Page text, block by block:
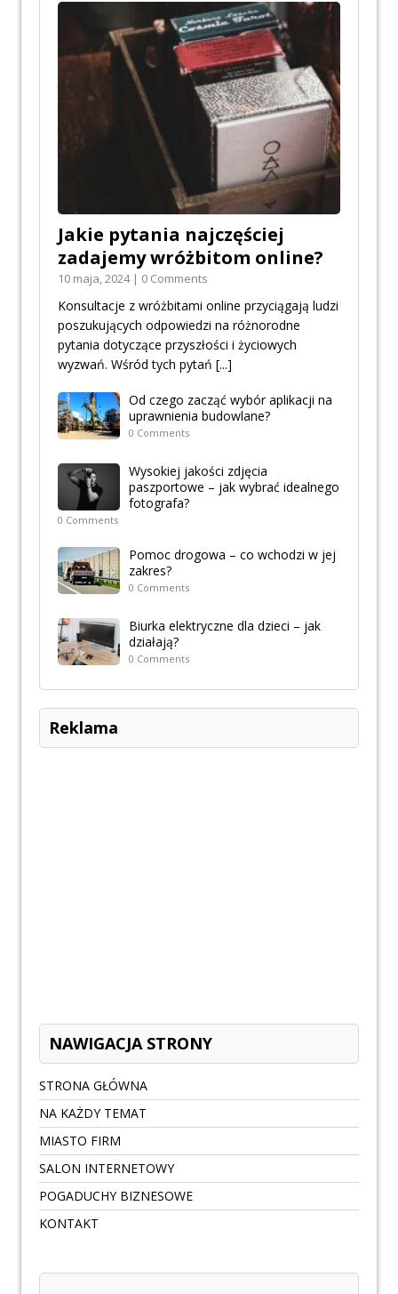
Jakie pytania najczęściej
zadajemy wróżbitom online?
10 maja, 2024 | 0 Comments
Konsultacje z wróżbitami online przyciągają ludzi
poszukujących odpowiedzi na różnorodne
pytania dotyczące przyszłości i życiowych
wyzwań. Wśród tych pytań [...]
Od czego zacząć wybór aplikacji na
uprawnienia budowlane?
0 Comments
Wysokiej jakości zdjęcia
paszportowe – jak wybrać idealnego
fotografa?
0 Comments
Pomoc drogowa – co wchodzi w jej
zakres?
0 Comments
Biurka elektryczne dla dzieci – jak
działają?
0 Comments
Reklama
NAWIGACJA STRONY
STRONA GŁÓWNA
NA KAŻDY TEMAT
MIASTO FIRM
SALON INTERNETOWY
POGADUCHY BIZNESOWE
KONTAKT